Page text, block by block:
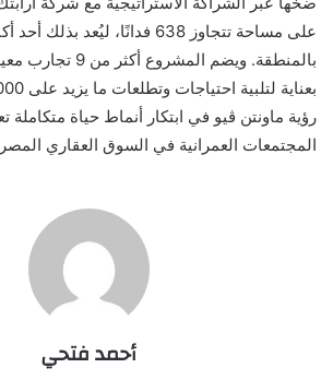
على مساحة تتجاوز 638 فدانًا،
بالمنطقة. ويضم
رؤية ماونتن ڤيو في ابتكار أنماط حياة متكاملة
المجتمعات العمرانية في السوق العقاري
أحمد فتحي